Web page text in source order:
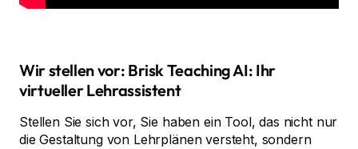
Wir stellen vor: Brisk Teaching AI: Ihr
virtueller Lehrassistent
Stellen Sie sich vor, Sie haben ein Tool, das nicht nur
die Gestaltung von Lehrplänen versteht, sondern